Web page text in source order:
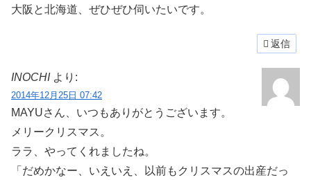
大阪と北海道、ぜひぜひ伺いたいです。
返信
INOCHI より:
2014年12月25日 07:42
MAYUさん、いつもありがとうございます。
メリークリスマス。
ララ、やってくれましたね。
「だめかなー、いえいえ、以前もクリスマスの出産だっ